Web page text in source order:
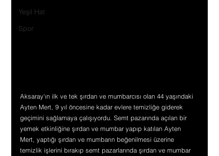
Yeşil Hat
Spor
Aksaray'ın ilk ve tek şırdan ve mumbarcısı olan 44 yaşındaki
Ayten Mert, 9 yıl öncesine kadar evlere temizliğe giderek
geçimini sağlamaya çalışıyordu. Semt pazarında açılan bir
yemek etkinliğine şırdan ve mumbar yapıp katılan Ayten
Mert, yaptığı şırdan ve mumbarın beğenilmesi üzerine
temizlik işlerini bırakıp semt pazarlarında şırdan ve mumbar